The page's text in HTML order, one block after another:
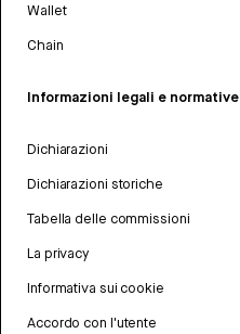
Wallet
Chain
Informazioni legali e normative
Dichiarazioni
Dichiarazioni storiche
Tabella delle commissioni
La privacy
Informativa sui cookie
Accordo con l'utente